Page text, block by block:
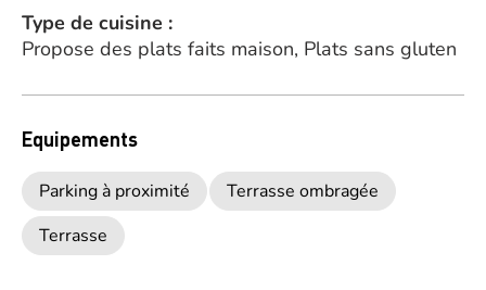
Type de cuisine :
Propose des plats faits maison, Plats sans gluten
Equipements
Parking à proximité
Terrasse ombragée
Terrasse